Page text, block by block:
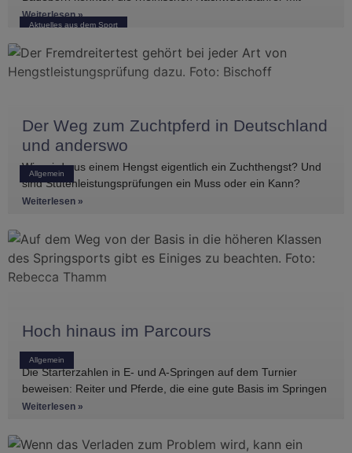
Aktuelles aus dem Sport
mehreren vorderen Platzierungen überzeugen. Frederik
Koitka erreichte
Weiterlesen »
Allgemein
Der Weg zum Zuchtpferd in Deutschland
und anderswo
Wie wird aus einem Hengst eigentlich ein Zuchthengst? Und
sind Stutenleistungsprüfungen ein Muss oder ein Kann?
Einblicke in die Regelwerke
Weiterlesen »
Allgemein
Hoch hinaus im Parcours
Die Starterzahlen in E- und A-Springen auf dem Turnier
beweisen: Reiter und Pferde, die eine gute Basis im Springen
haben, gibt es
Weiterlesen »